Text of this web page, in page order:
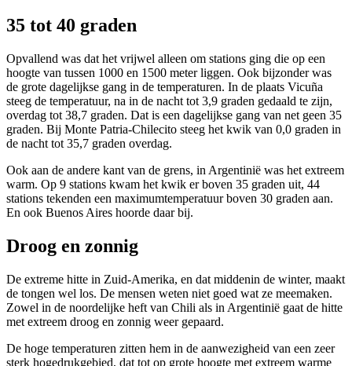
35 tot 40 graden
Opvallend was dat het vrijwel alleen om stations ging die op een
hoogte van tussen 1000 en 1500 meter liggen. Ook bijzonder was
de grote dagelijkse gang in de temperaturen. In de plaats Vicuña
steeg de temperatuur, na in de nacht tot 3,9 graden gedaald te zijn,
overdag tot 38,7 graden. Dat is een dagelijkse gang van net geen 35
graden. Bij Monte Patria-Chilecito steeg het kwik van 0,0 graden in
de nacht tot 35,7 graden overdag.
Ook aan de andere kant van de grens, in Argentinië was het extreem
warm. Op 9 stations kwam het kwik er boven 35 graden uit, 44
stations tekenden een maximumtemperatuur boven 30 graden aan.
En ook Buenos Aires hoorde daar bij.
Droog en zonnig
De extreme hitte in Zuid-Amerika, en dat middenin de winter, maakt
de tongen wel los. De mensen weten niet goed wat ze meemaken.
Zowel in de noordelijke heft van Chili als in Argentinië gaat de hitte
met extreem droog en zonnig weer gepaard.
De hoge temperaturen zitten hem in de aanwezigheid van een zeer
sterk hogedrukgebied, dat tot op grote hoogte met extreem warme